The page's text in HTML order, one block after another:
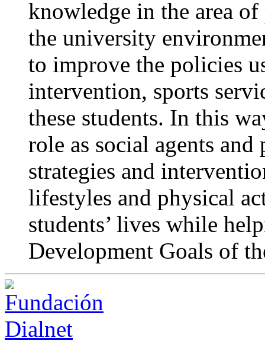
knowledge in the area
the university
to improve the policies
intervention, sports
these students. In this
role as social agents
strategies and
lifestyles and physical
students’ lives while
Development Goals of